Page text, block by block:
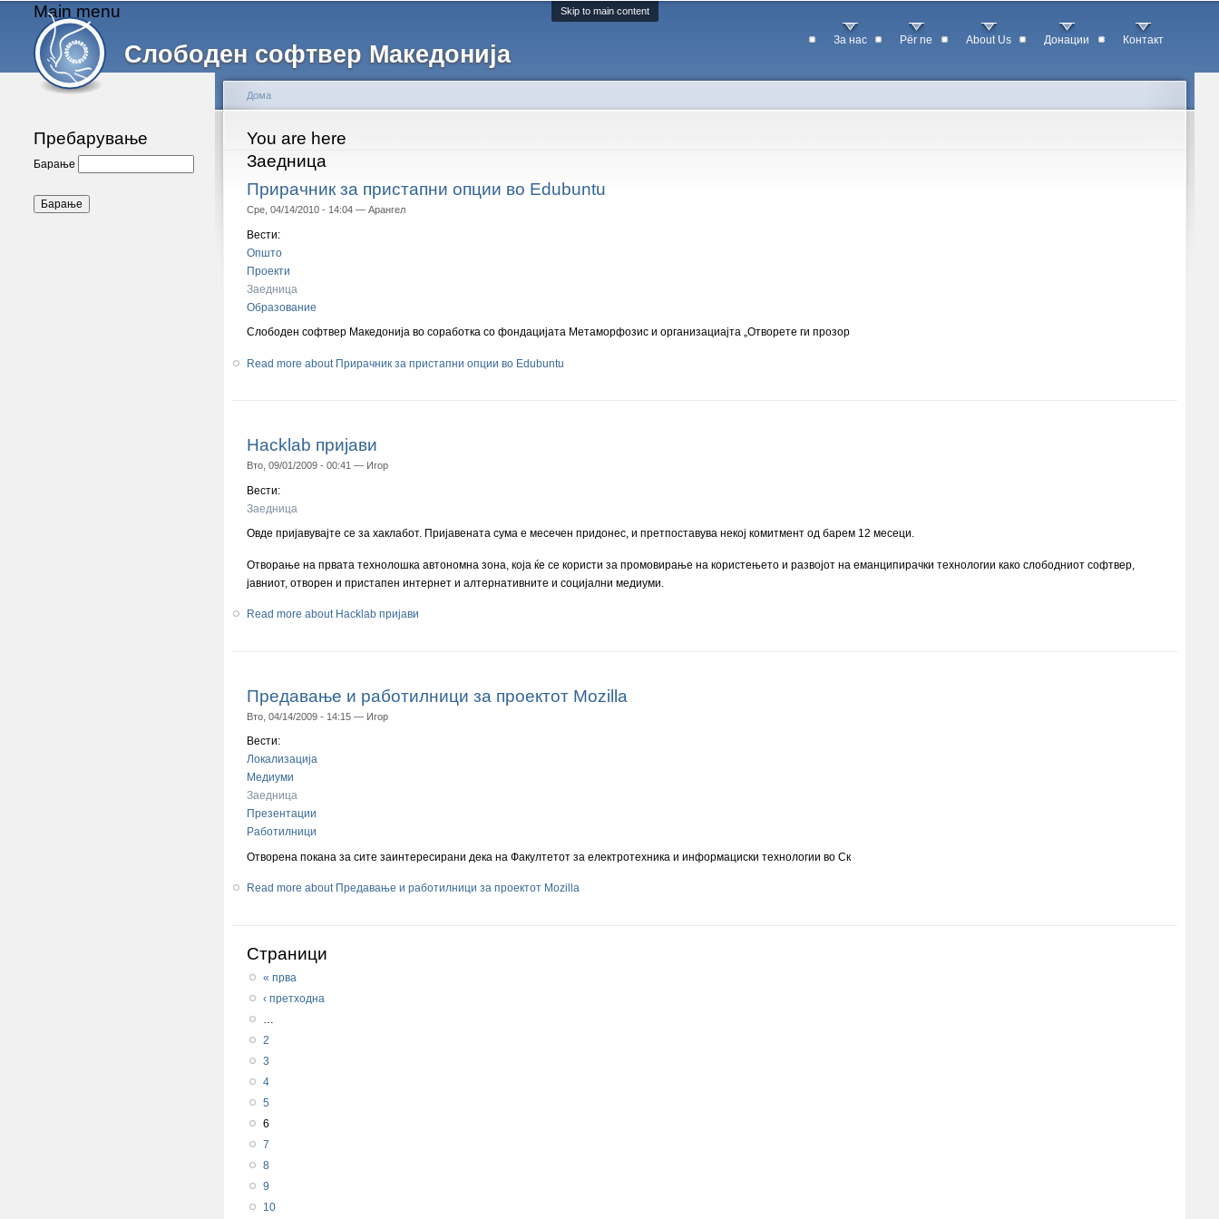
Skip to main content
Слободен софтвер Македонија
Main menu
За нас Për ne About Us Донации Контакт
Пребарување
Барање
You are here
Дома
Заедница
Прирачник за пристапни опции во Edubuntu
Сре, 04/14/2010 - 14:04 — Арангел
Вести:
Општо
Проекти
Заедница
Образование
Слободен софтвер Македонија во соработка со фондацијата Метаморфозис и организациајта „Отворете ги прозор
Read more about Прирачник за пристапни опции во Edubuntu
Hacklab пријави
Вто, 09/01/2009 - 00:41 — Игор
Вести:
Заедница
Овде пријавувајте се за хаклабот. Пријавената сума е месечен придонес, и претпоставува некој комитмент од барем 12 месеци.
Отворање на првата технолошка автономна зона, која ќе се користи за промовирање на користењето и развојот на еманципирачки технологии како слободниот софтвер,
јавниот, отворен и пристапен интернет и алтернативните и социјални медиуми.
Read more about Hacklab пријави
Предавање и работилници за проектот Mozilla
Вто, 04/14/2009 - 14:15 — Игор
Вести:
Локализација
Медиуми
Заедница
Презентации
Работилници
Отворена покана за сите заинтересирани дека на Факултетот за електротехника и информациски технологии во Ск
Read more about Предавање и работилници за проектот Mozilla
Страници
« прва
‹ претходна
…
2
3
4
5
6
7
8
9
10